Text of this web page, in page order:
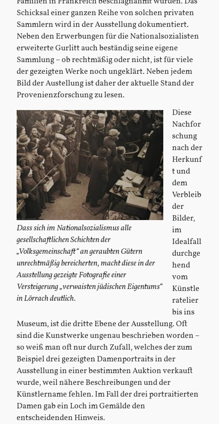
Schicksal einer ganzen Reihe von solchen privaten
Sammlern wird in der Ausstellung dokumentiert.
Neben den Erwerbungen für die Nationalsozialisten
erweiterte Gurlitt auch beständig seine eigene
Sammlung – ob rechtmäßig oder nicht, ist für viele
der gezeigten Werke noch ungeklärt. Neben jedem
Bild der Austellung ist daher der aktuelle Stand der
Provenienzforschung zu lesen.
Dass sich im Nationalsozialismus alle
gesellschaftlichen Schichten der
„Volksgemeinschaft“ an geraubten Gütern
unrechtmäßig bereicherten, macht diese in der
Ausstellung gezeigte Fotografie einer
Versteigerung „verwaisten jüdischen Eigentums“
in Lörrach deutlich.
Diese
Nachfor
schung
nach der
Herkunf
t und
dem
Verbleib
der
Bilder,
im
Idealfall
durchge
hend
vom
Künstle
ratelier
bis ins
Museum, ist die dritte Ebene der Ausstellung. Oft
sind die Kunstwerke ungenau beschrieben worden –
so weiß man oft nur durch Zufall, welches der zum
Beispiel drei gezeigten Damenportraits in der
Ausstellung in einer bestimmten Auktion verkauft
wurde, weil nähere Beschreibungen und der
Künstlername fehlen. Im Fall der drei portraitierten
Damen gab ein Loch im Gemälde den
entscheidenden Hinweis.